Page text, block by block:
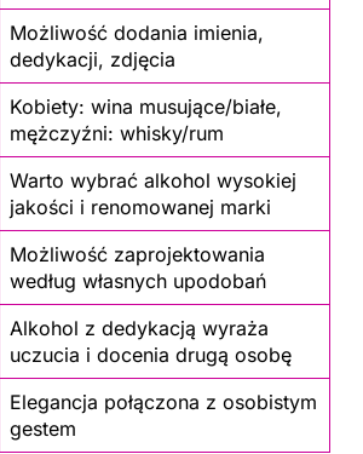
Możliwość dodania imienia,
dedykacji, zdjęcia
Kobiety: wina musujące/białe,
mężczyźni: whisky/rum
Warto wybrać alkohol wysokiej
jakości i renomowanej marki
Możliwość zaprojektowania
według własnych upodobań
Alkohol z dedykacją wyraża
uczucia i docenia drugą osobę
Elegancja połączona z osobistym
gestem